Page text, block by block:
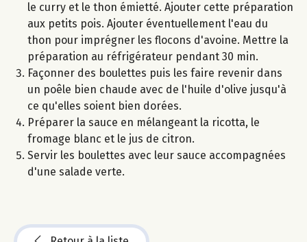
le curry et le thon émietté. Ajouter cette préparation
aux petits pois. Ajouter éventuellement l'eau du
thon pour imprégner les flocons d'avoine. Mettre la
préparation au réfrigérateur pendant 30 min.
Façonner des boulettes puis les faire revenir dans
un poêle bien chaude avec de l'huile d'olive jusqu'à
ce qu'elles soient bien dorées.
Préparer la sauce en mélangeant la ricotta, le
fromage blanc et le jus de citron.
Servir les boulettes avec leur sauce accompagnées
d'une salade verte.